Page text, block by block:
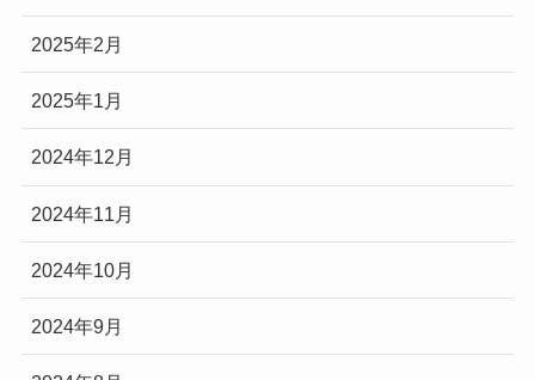
2025年2月
2025年1月
2024年12月
2024年11月
2024年10月
2024年9月